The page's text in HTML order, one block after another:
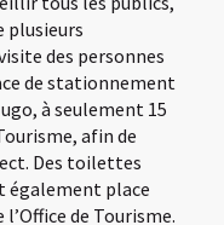
plusieurs
des personnes
de stationnement
à seulement 15
afin de
Des toilettes
également place
de Tourisme.